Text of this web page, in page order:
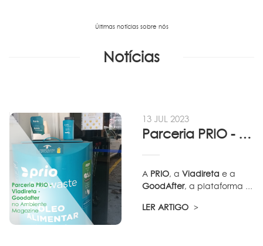
Últimas notícias sobre nós
Notícias
13 JUL 2023
Parceria PRIO - Viadireta - Goodafter...
A PRIO, aViadireta e a
GoodAfter, a plataforma ...
LER ARTIGO